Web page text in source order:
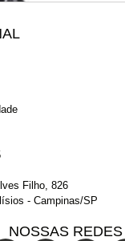
Filho, 826
- Campinas/SP
NOSSAS REDES